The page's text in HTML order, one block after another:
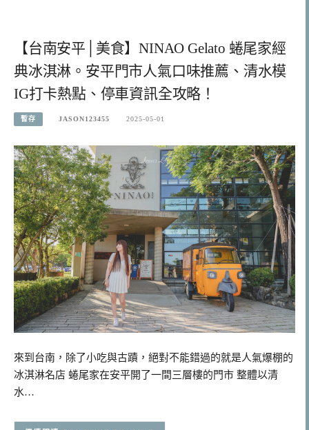
【台南安平│美食】NINAO Gelato 蜷尾家經
典冰淇淋。安平門市人氣口味推薦、清水模
IG打卡熱點、停車資訊全攻略！
暫存 JASON123455 2025-05-01
來到台南，除了小吃與古蹟，絕對不能錯過的就是人氣爆棚的
冰淇淋名店 蜷尾家在安平開了一間三層樓的門市 整體以清
水…